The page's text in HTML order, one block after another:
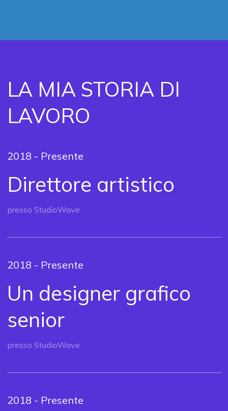
LA MIA STORIA DI
LAVORO
2018 - Presente
Direttore artistico
presso StudioWave
2018 - Presente
Un designer grafico
senior
presso StudioWave
2018 - Presente